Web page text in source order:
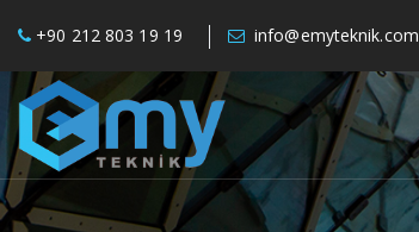
+90 212 803 19 19 info@emyteknik.com